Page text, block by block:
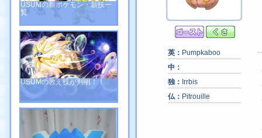
USUMの新ポケモン・新技一
覧
USUMの教え技が判明！！
英： Pumpkaboo
中：
独： Irrbis
仏： Pitrouille